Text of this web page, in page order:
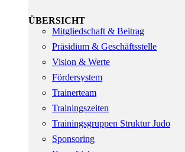
ÜBERSICHT
Mitgliedschaft & Beitrag
Präsidium & Geschäftsstelle
Vision & Werte
Fördersystem
Trainerteam
Trainingszeiten
Trainingsgruppen Struktur Judo
Sponsoring